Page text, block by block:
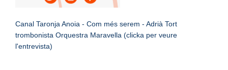
Canal Taronja Anoia - Com més serem - Adrià Tort
trombonista Orquestra Maravella (clicka per veure
l'entrevista)